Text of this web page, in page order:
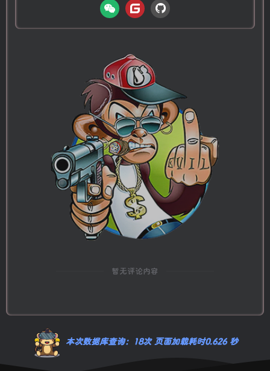
暂无评论内容
本次数据库查询：18次 页面加载耗时0.626 秒